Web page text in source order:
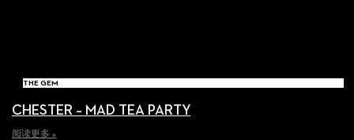
THE GEM
CHESTER – MAD TEA PARTY
阅读更多 »